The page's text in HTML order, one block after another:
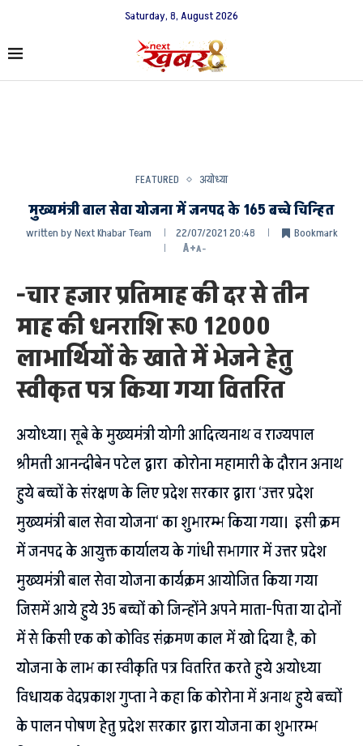
Saturday, 8, August 2026
FEATURED अयोध्या
मुख्यमंत्री बाल सेवा योजना में जनपद के 165 बच्चे चिन्हित
written byNext Khabar Team 22/07/2021 20:48
Bookmark
A+A-
-चार हजार प्रतिमाह की दर से तीन
माह की धनराशि रू0 12000
लाभार्थियों के खाते में भेजने हेतु
स्वीकृत पत्र किया गया वितरित
अयोध्या। सूबे के मुख्यमंत्री योगी आदित्यनाथ व राज्यपाल
श्रीमती आनन्दीबेन पटेल द्वारा कोरोना महामारी के दौरान अनाथ
हुये बच्चों के संरक्षण के लिए प्रदेश सरकार द्वारा ‘उत्तर प्रदेश
मुख्यमंत्री बाल सेवा योजना‘ का शुभारम्भ किया गया। इसी क्रम
में जनपद के आयुक्त कार्यालय के गांधी सभागार में उत्तर प्रदेश
मुख्यमंत्री बाल सेवा योजना कार्यक्रम आयोजित किया गया
जिसमें आये हुये 35 बच्चों को जिन्होंने अपने माता-पिता या दोनों
में से किसी एक को कोविड संक्रमण काल में खो दिया है, को
योजना के लाभ का स्वीकृति पत्र वितरित करते हुये अयोध्या
विधायक वेदप्रकाश गुप्ता ने कहा कि कोरोना में अनाथ हुये बच्चों
के पालन पोषण हेतु प्रदेश सरकार द्वारा योजना का शुभारम्भ